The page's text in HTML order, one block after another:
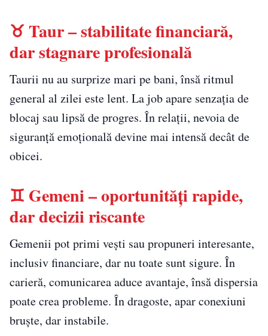
♉ Taur – stabilitate financiară,
dar stagnare profesională
Taurii nu au surprize mari pe bani, însă ritmul
general al zilei este lent. La job apare senzația de
blocaj sau lipsă de progres. În relații, nevoia de
siguranță emoțională devine mai intensă decât de
obicei.
♊ Gemeni – oportunități rapide,
dar decizii riscante
Gemenii pot primi vești sau propuneri interesante,
inclusiv financiare, dar nu toate sunt sigure. În
carieră, comunicarea aduce avantaje, însă dispersia
poate crea probleme. În dragoste, apar conexiuni
bruște, dar instabile.